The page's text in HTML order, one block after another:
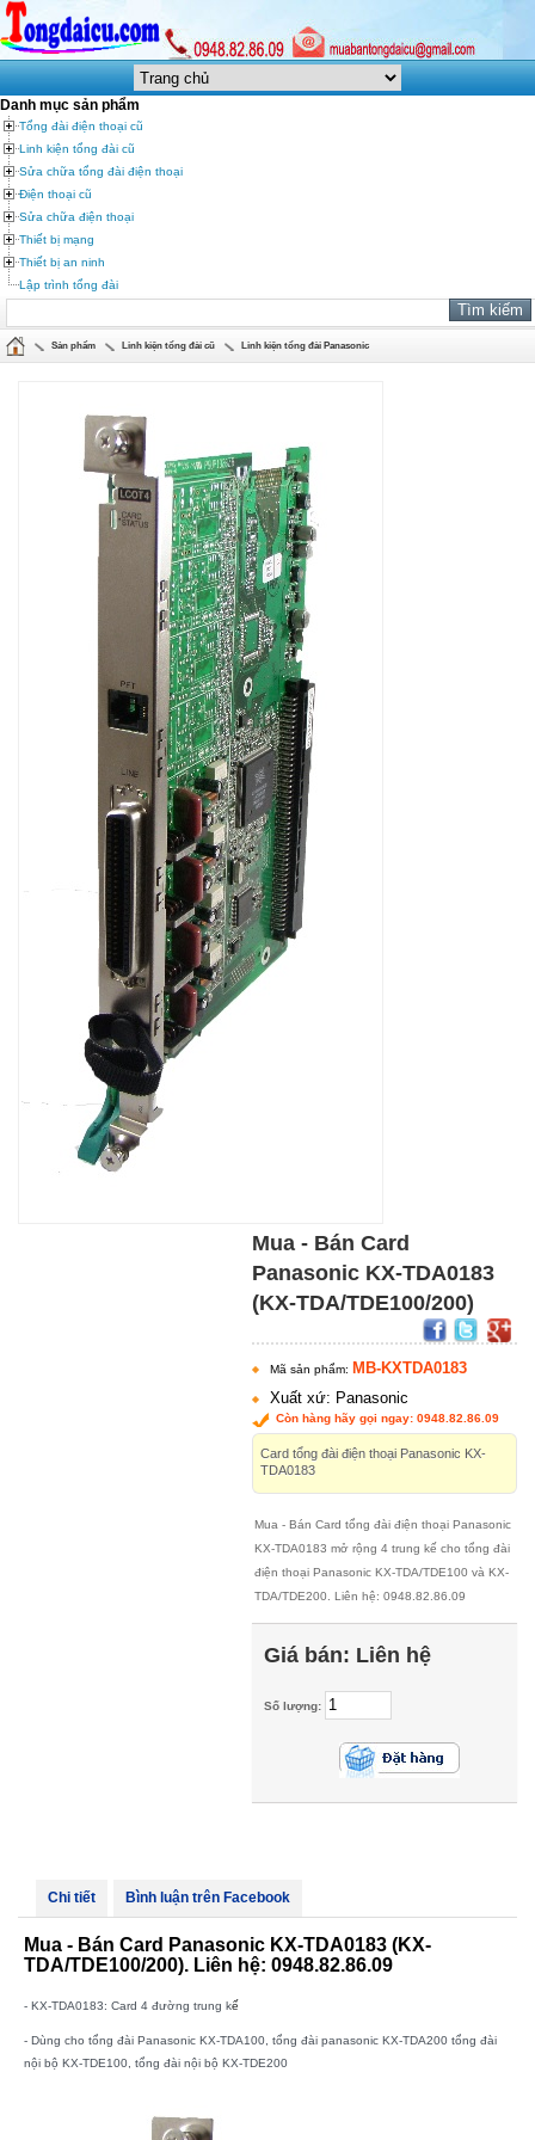
Danh mục sản phẩm
Tổng đài điện thoại cũ
Linh kiện tổng đài cũ
Sửa chữa tổng đài điện thoại
Điện thoại cũ
Sửa chữa điện thoại
Thiết bị mạng
Thiết bị an ninh
Lập trình tổng đài
Sản phẩm Linh kiện tổng đài cũ Linh kiện tổng đài Panasonic
Mua - Bán Card
Panasonic KX-TDA0183
(KX-TDA/TDE100/200)
Mã sản phẩm: MB-KXTDA0183
Xuất xứ: Panasonic
Còn hàng hãy gọi ngay: 0948.82.86.09
Card tổng đài điện thoại Panasonic KX-
TDA0183
Mua - Bán Card tổng đài điện thoại Panasonic
KX-TDA0183 mở rộng 4 trung kế cho tổng đài
điện thoại Panasonic KX-TDA/TDE100 và KX-
TDA/TDE200. Liên hệ: 0948.82.86.09
Giá bán: Liên hệ
Số lượng:
Chi tiết Bình luận trên Facebook
Mua - Bán Card Panasonic KX-TDA0183 (KX-
TDA/TDE100/200). Liên hệ: 0948.82.86.09
- KX-TDA0183: Card 4 đường trung kế
- Dùng cho tổng đài Panasonic KX-TDA100, tổng đài panasonic KX-TDA200 tổng đài
nội bộ KX-TDE100, tổng đài nội bộ KX-TDE200